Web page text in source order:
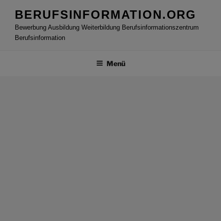
Inhalt
springen
BERUFSINFORMATION.ORG
Bewerbung Ausbildung Weiterbildung Berufsinformationszentrum
Berufsinformation
Menü